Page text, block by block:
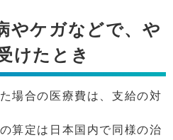
やケガなどで、や
けたとき
場合の医療費は、支給の対
算定は日本国内で同様の治